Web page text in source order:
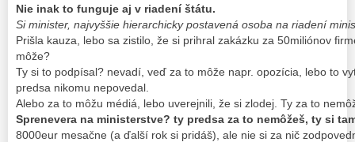
Nie inak to funguje aj v riadení štátu.
Si minister, najvyššie hierarchicky postavená osoba na riadení
Prišla kauza, lebo sa zistilo, že si prihral zakázku za 50miliónov
môže?
Ty si to podpísal? nevadí, veď za to môže napr. opozícia, lebo to
predsa nikomu nepovedal.
Alebo za to môžu médiá, lebo uverejnili, že si zlodej. Ty za to
Sprenevera na ministerstve? ty predsa za to nemôžeš, ty si
8000eur mesačne (a ďalší rok si pridáš), ale nie si za nič